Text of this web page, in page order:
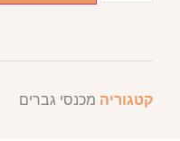
קטגוריה מכנסי גברים